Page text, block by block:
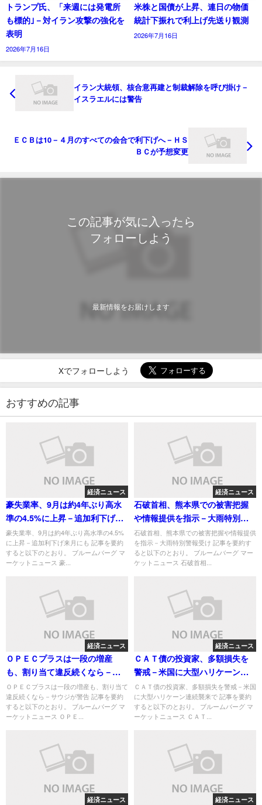
トランプ氏、「来週には発電所
も標的｣－対イラン攻撃の強化を
表明
2026年7月16日
米株と国債が上昇、連日の物価
統計下振れで利上げ先送り観測
2026年7月16日
イラン大統領、核合意再建と制裁解除を呼び掛け－
イスラエルには警告
ＥＣＢは10－４月のすべての会合で利下げへ－ＨＳ
ＢＣが予想変更
この記事が気に入ったら
フォローしよう
最新情報をお届けします
Xでフォローしよう
おすすめの記事
経済ニュース
豪失業率、9月は約4年ぶり高水
準の4.5%に上昇－追加利下げ来
月にも
豪失業率、9月は約4年ぶり高水準の4.5%
に上昇－追加利下げ来月にも 記事を要約
すると以下のとおり。 ブルームバーグ マ
ーケットニュース 豪...
経済ニュース
石破首相、熊本県での被害把握
や情報提供を指示－大雨特別警
報受け
石破首相、熊本県での被害把握や情報提供
を指示－大雨特別警報受け 記事を要約す
ると以下のとおり。 ブルームバーグ マー
ケットニュース 石破首相...
経済ニュース
ＯＰＥＣプラスは一段の増産
も、割り当て違反続くなら－サ
ウジが警告
ＯＰＥＣプラスは一段の増産も、割り当て
違反続くなら－サウジが警告 記事を要約
すると以下のとおり。 ブルームバーグ マ
ーケットニュース ＯＰＥ...
経済ニュース
ＣＡＴ債の投資家、多額損失を
警戒－米国に大型ハリケーン連
続襲来で
ＣＡＴ債の投資家、多額損失を警戒－米国
に大型ハリケーン連続襲来で 記事を要約
すると以下のとおり。 ブルームバーグ マ
ーケットニュース ＣＡＴ...
経済ニュース 経済ニュース